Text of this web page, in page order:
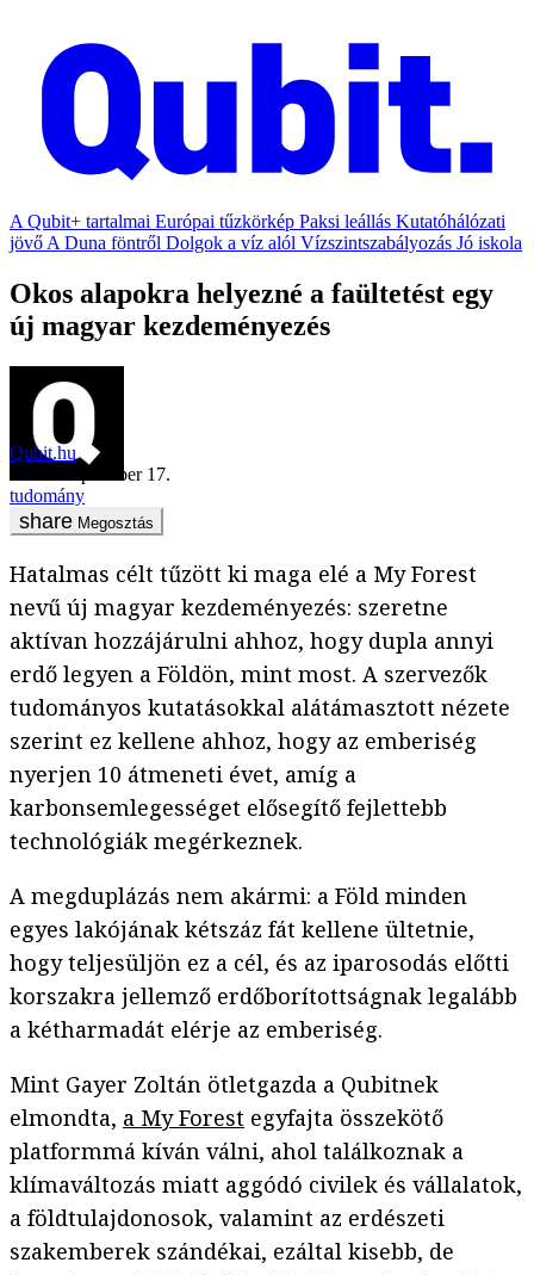
A Qubit+ tartalmai Európai tűzkörkép Paksi leállás Kutatóhálózati
jövő A Duna föntről Dolgok a víz alól Vízszintszabályozás Jó iskola
Okos alapokra helyezné a faültetést egy
új magyar kezdeményezés
Qubit.hu
2019. szeptember 17.
tudomány
Megosztás
Hatalmas célt tűzött ki maga elé a My Forest
nevű új magyar kezdeményezés: szeretne
aktívan hozzájárulni ahhoz, hogy dupla annyi
erdő legyen a Földön, mint most. A szervezők
tudományos kutatásokkal alátámasztott nézete
szerint ez kellene ahhoz, hogy az emberiség
nyerjen 10 átmeneti évet, amíg a
karbonsemlegességet elősegítő fejlettebb
technológiák megérkeznek.
A megduplázás nem akármi: a Föld minden
egyes lakójának kétszáz fát kellene ültetnie,
hogy teljesüljön ez a cél, és az iparosodás előtti
korszakra jellemző erdőborítottságnak legalább
a kétharmadát elérje az emberiség.
Mint Gayer Zoltán ötletgazda a Qubitnek
elmondta, a My Forest egyfajta összekötő
platformmá kíván válni, ahol találkoznak a
klímaváltozás miatt aggódó civilek és vállalatok,
a földtulajdonosok, valamint az erdészeti
szakemberek szándékai, ezáltal kisebb, de